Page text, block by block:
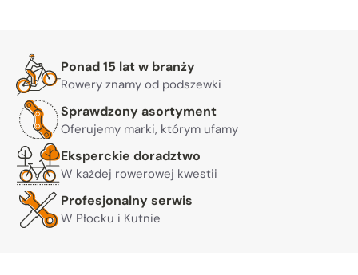
Warto nam zaufać
Ponad 15 lat w branży
Rowery znamy od podszewki
Sprawdzony asortyment
Oferujemy marki, którym ufamy
Eksperckie doradztwo
W każdej rowerowej kwestii
Profesjonalny serwis
W Płocku i Kutnie